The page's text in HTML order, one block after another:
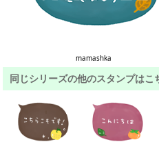
mamashka
同じシリーズの他のスタンプはこ